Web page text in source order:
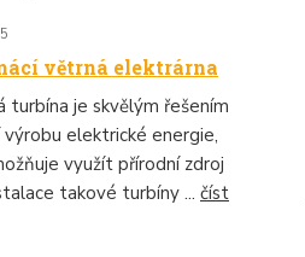
větrná elektrárna
turbína je skvělým řešením
elektrické energie,
využít přírodní zdroj
takové turbíny ... číst